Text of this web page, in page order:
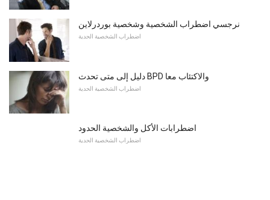
نرجسي اضطراب الشخصية وشخصية بوردرلاين
اضطراب الشخصية الحدية
دليل إلى متى تحدث BPD والاكتئاب معا
اضطراب الشخصية الحدية
اضطرابات الأكل والشخصية الحدود
اضطراب الشخصية الحدية